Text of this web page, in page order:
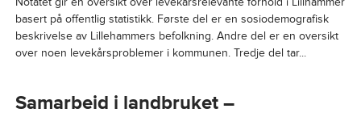
basert på offentlig statistikk. Første del er en sosiodemografisk
beskrivelse av Lillehammers befolkning. Andre del er en oversikt
over noen levekårsproblemer i kommunen. Tredje del tar...
Samarbeid i landbruket –